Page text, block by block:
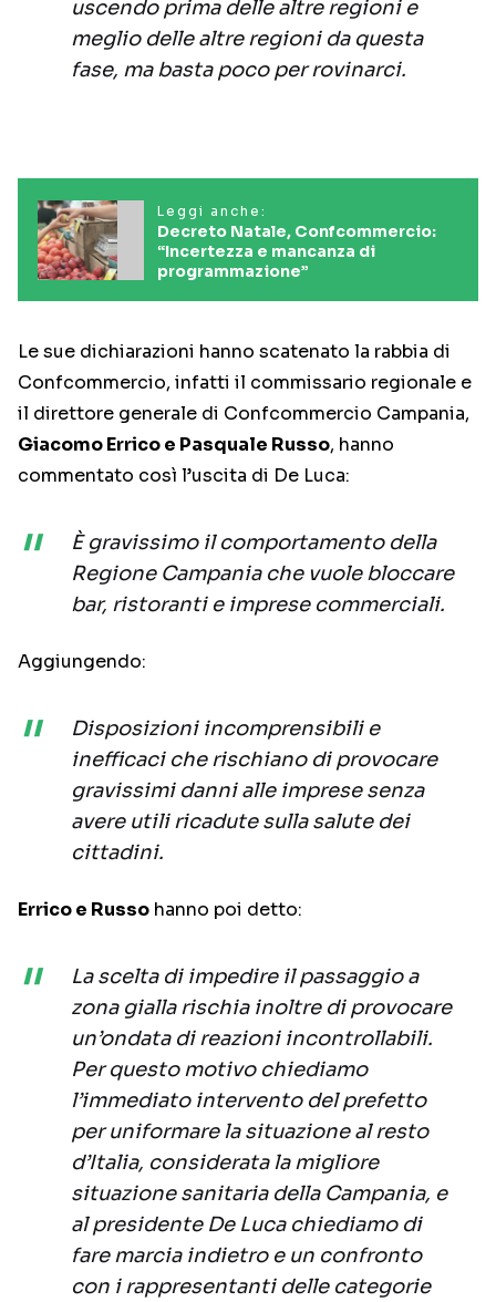
uscendo prima delle altre regioni e
meglio delle altre regioni da questa
fase, ma basta poco per rovinarci.
Leggi anche:
Decreto Natale, Confcommercio:
“Incertezza e mancanza di
programmazione”
Le sue dichiarazioni hanno scatenato la rabbia di
Confcommercio, infatti il commissario regionale e
il direttore generale di Confcommercio Campania,
Giacomo Errico e Pasquale Russo, hanno
commentato così l’uscita di De Luca:
È gravissimo il comportamento della
Regione Campania che vuole bloccare
bar, ristoranti e imprese commerciali.
Aggiungendo:
Disposizioni incomprensibili e
inefficaci che rischiano di provocare
gravissimi danni alle imprese senza
avere utili ricadute sulla salute dei
cittadini.
Errico e Russo hanno poi detto:
La scelta di impedire il passaggio a
zona gialla rischia inoltre di provocare
un’ondata di reazioni incontrollabili.
Per questo motivo chiediamo
l’immediato intervento del prefetto
per uniformare la situazione al resto
d’Italia, considerata la migliore
situazione sanitaria della Campania, e
al presidente De Luca chiediamo di
fare marcia indietro e un confronto
con i rappresentanti delle categorie